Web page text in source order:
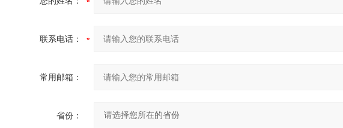
联系电话：
常用邮箱：
省份：